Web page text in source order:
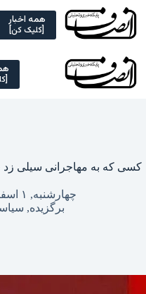
Skip
content
همه اخبار
[کلیک کن]
کسی که به مهاجرانی سیلی زد
چهارشنبه, ۱ اسفند ۱۴۰۳ – ۱۲:۵۸
برگزیده,